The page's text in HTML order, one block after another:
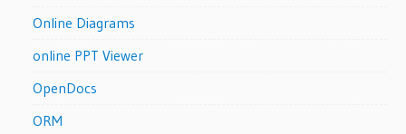
Online Diagrams
online PPT Viewer
OpenDocs
ORM